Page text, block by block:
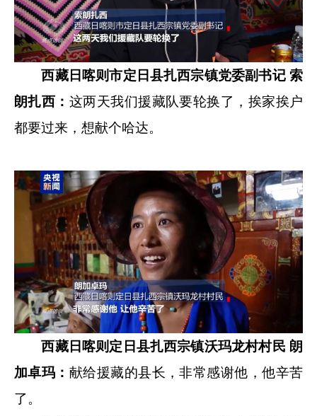
西藏日喀则市定日县扎西宗镇党委副书记 索
朗扎西： 这两天我们援藏队要轮换了，挨家挨户
都要过来，想献个哈达。
西藏日喀则定日县扎西宗镇沃玛龙村村民 朗
加卓玛： 献给援藏的县长，非常感谢他，他辛苦
了。